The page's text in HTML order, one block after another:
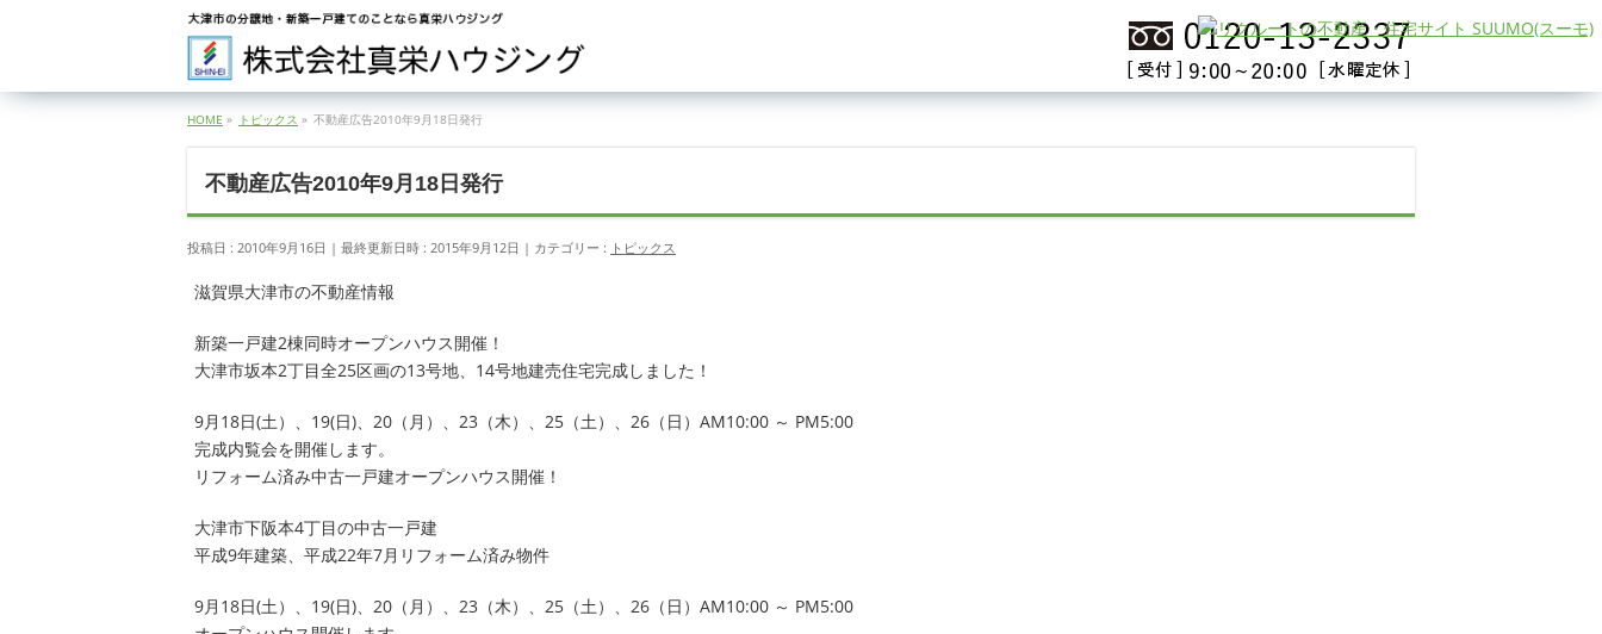
HOME » トピックス » 不動産広告2010年9月18日発行
不動産広告2010年9月18日発行
投稿日 : 2010年9月16日 最終更新日時 : 2015年9月12日 カテゴリー : トピックス
滋賀県大津市の不動産情報
新築一戸建2棟同時オープンハウス開催！
大津市坂本2丁目全25区画の13号地、14号地建売住宅完成しました！
9月18日(土）、19(日)、20（月）、23（木）、25（土）、26（日）AM10:00 ～ PM5:00
完成内覧会を開催します。
リフォーム済み中古一戸建オープンハウス開催！
大津市下阪本4丁目の中古一戸建
平成9年建築、平成22年7月リフォーム済み物件
9月18日(土）、19(日)、20（月）、23（木）、25（土）、26（日）AM10:00 ～ PM5:00